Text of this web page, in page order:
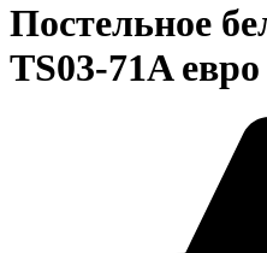
Постельное
TS03-71A